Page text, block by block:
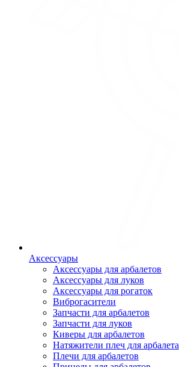
Аксессуары
Аксессуары для арбалетов
Аксессуары для луков
Аксессуары для рогаток
Виброгасители
Запчасти для арбалетов
Запчасти для луков
Киверы для арбалетов
Натяжители плеч для арбалета
Плечи для арбалетов